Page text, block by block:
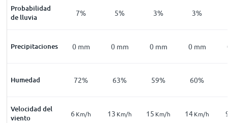
Probabilidad
de lluvia9% 7% 5% 3% 3%
Precipitaciones
mm 0mm 0 mm 0 mm 0 mm 0 mm
Humedad
78 72% 63% 59% 60%
Velocidad del
viento
Km/h 5 Km/h 6 Km/h 13 Km/h 15 Km/h 14Km/h